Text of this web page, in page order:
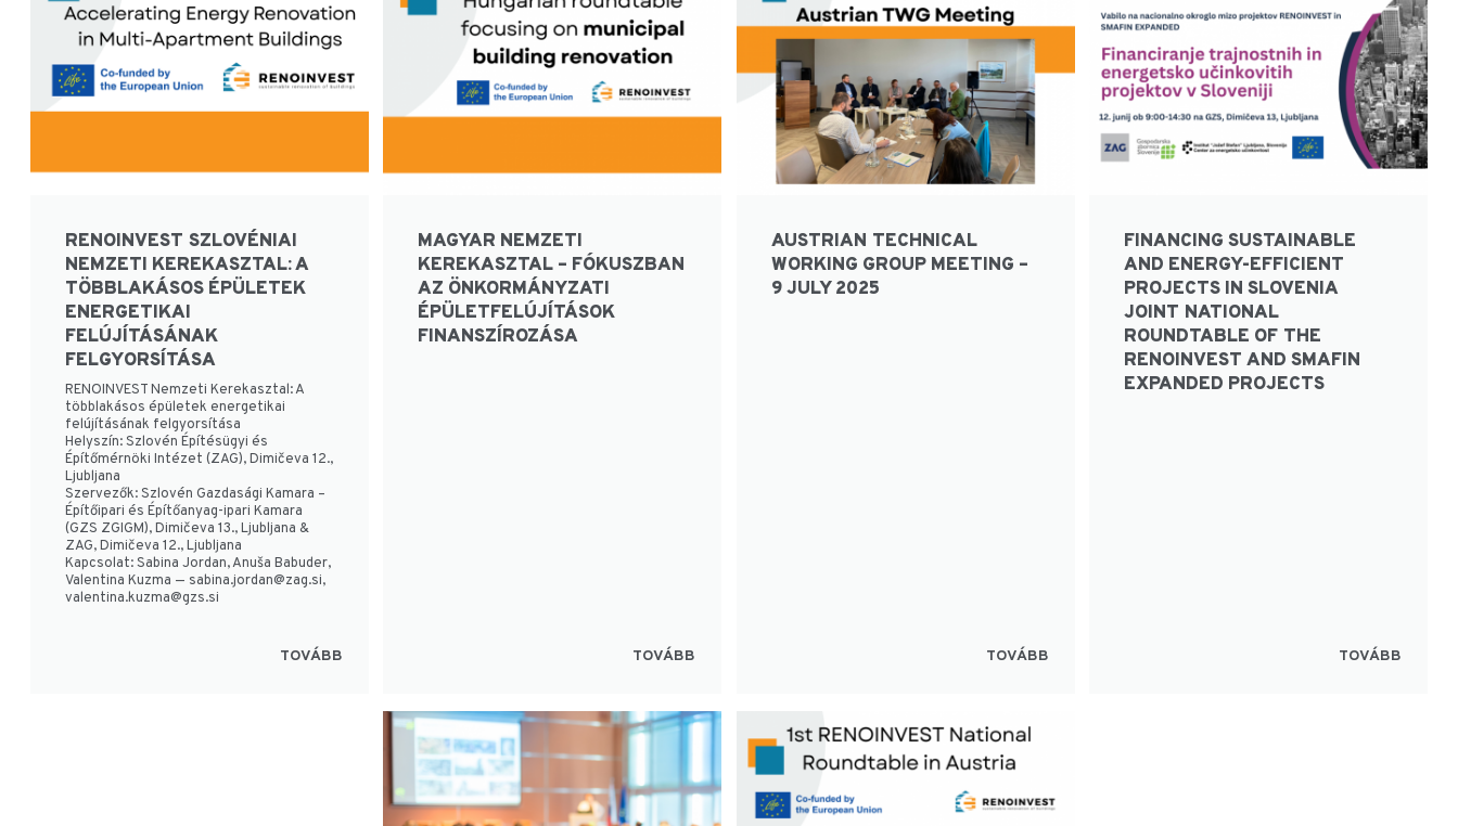
RENOINVEST SZLOVÉNIAI
NEMZETI KEREKASZTAL: A
TÖBBLAKÁSOS ÉPÜLETEK
ENERGETIKAI
FELÚJÍTÁSÁNAK
FELGYORSÍTÁSA
RENOINVEST Nemzeti Kerekasztal: A
többlakásos épületek energetikai
felújításának felgyorsítása
Helyszín: Szlovén Építésügyi és
Építőmérnöki Intézet (ZAG), Dimičeva 12.,
Ljubljana
Szervezők: Szlovén Gazdasági Kamara –
Építőipari és Építőanyag-ipari Kamara
(GZS ZGIGM), Dimičeva 13., Ljubljana &
ZAG, Dimičeva 12., Ljubljana
Kapcsolat: Sabina Jordan, Anuša Babuder,
Valentina Kuzma — sabina.jordan@zag.si,
valentina.kuzma@gzs.si
TOVÁBB
MAGYAR NEMZETI
KEREKASZTAL – FÓKUSZBAN
AZ ÖNKORMÁNYZATI
ÉPÜLETFELÚJÍTÁSOK
FINANSZÍROZÁSA
TOVÁBB
AUSTRIAN TECHNICAL
WORKING GROUP MEETING –
9 JULY 2025
TOVÁBB
FINANCING SUSTAINABLE
AND ENERGY-EFFICIENT
PROJECTS IN SLOVENIA
JOINT NATIONAL
ROUNDTABLE OF THE
RENOINVEST AND SMAFIN
EXPANDED PROJECTS
TOVÁBB